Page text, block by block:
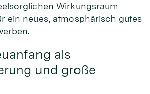
Wirkungsraum
ein neues, atmosphärisch gutes
als
und große